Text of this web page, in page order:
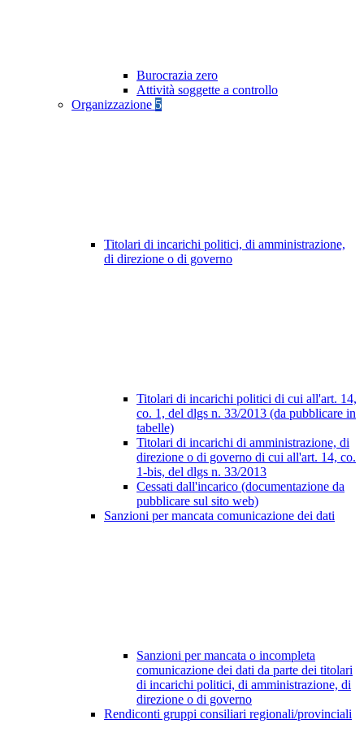
Burocrazia zero
Attività soggette a controllo
Organizzazione 5
Titolari di incarichi politici, di amministrazione,
di direzione o di governo
Titolari di incarichi politici di cui all'art. 14,
co. 1, del dlgs n. 33/2013 (da pubblicare in
tabelle)
Titolari di incarichi di amministrazione, di
direzione o di governo di cui all'art. 14, co.
1-bis, del dlgs n. 33/2013
Cessati dall'incarico (documentazione da
pubblicare sul sito web)
Sanzioni per mancata comunicazione dei dati
Sanzioni per mancata o incompleta
comunicazione dei dati da parte dei titolari
di incarichi politici, di amministrazione, di
direzione o di governo
Rendiconti gruppi consiliari regionali/provinciali